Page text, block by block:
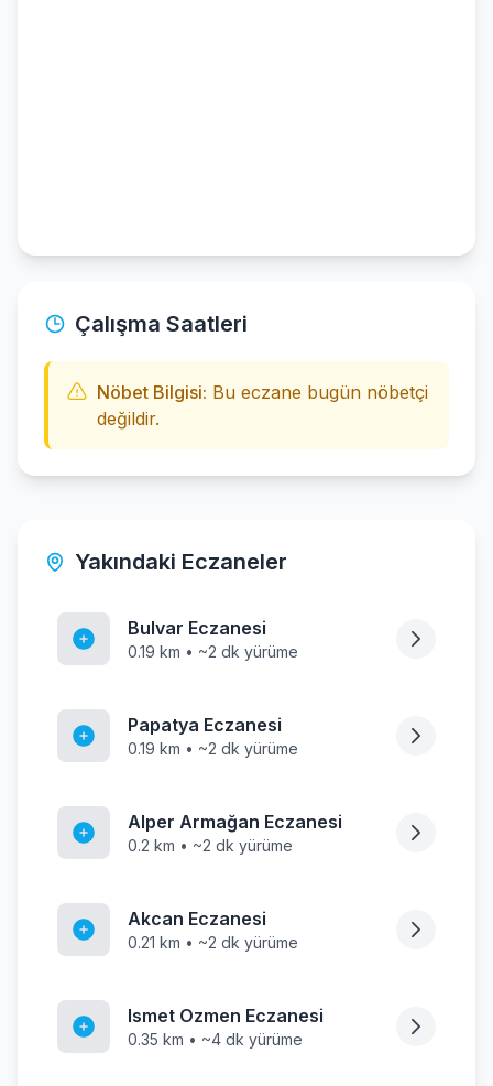
Çalışma Saatleri
Nöbet Bilgisi: Bu eczane bugün nöbetçi
değildir.
Yakındaki Eczaneler
Bulvar Eczanesi
0.19 km • ~2 dk yürüme
Papatya Eczanesi
0.19 km • ~2 dk yürüme
Alper Armağan Eczanesi
0.2 km • ~2 dk yürüme
Akcan Eczanesi
0.21 km • ~2 dk yürüme
Ismet Ozmen Eczanesi
0.35 km • ~4 dk yürüme